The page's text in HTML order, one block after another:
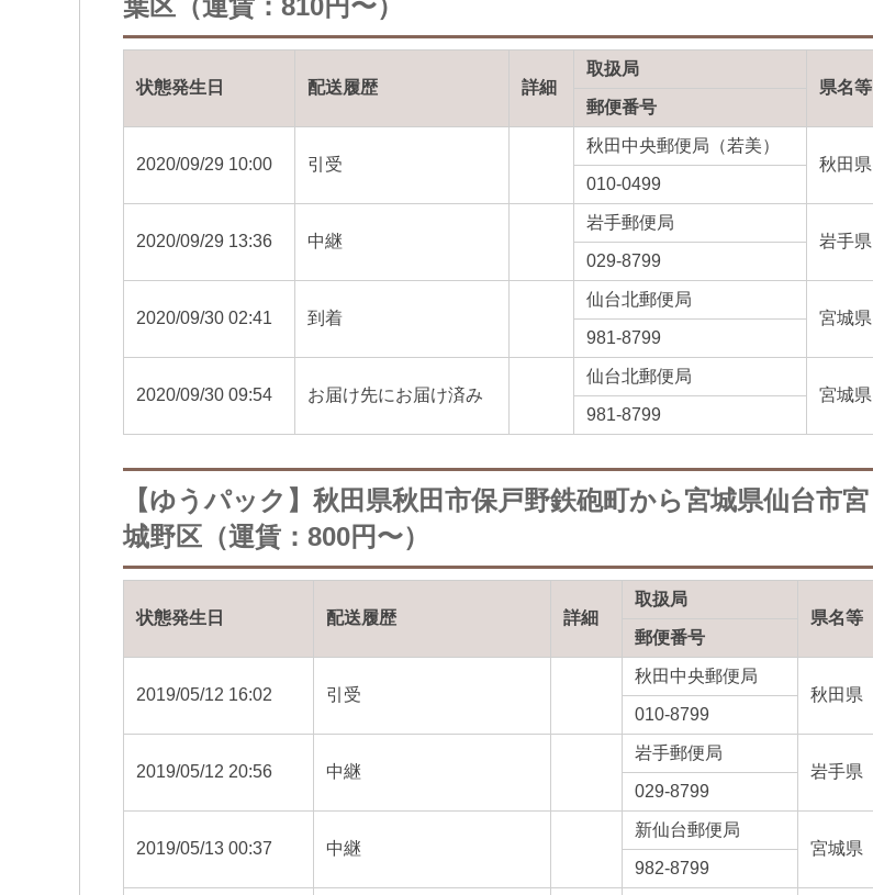
状態発生日 配送履歴 詳細
取扱局
県名等
郵便番号
2020/09/29 10:00 引受
秋田中央郵便局（若美）
秋田県
010-0499
2020/09/29 13:36 中継
岩手郵便局
岩手県
029-8799
2020/09/30 02:41 到着
仙台北郵便局
宮城県
981-8799
2020/09/30 09:54 お届け先にお届け済み
仙台北郵便局
宮城県
981-8799
【ゆうパック】秋田県秋田市保戸野鉄砲町から宮城県仙台市宮
城野区（運賃：800円〜）
状態発生日 配送履歴 詳細
取扱局
県名等
郵便番号
2019/05/12 16:02 引受
秋田中央郵便局
秋田県
010-8799
2019/05/12 20:56 中継
岩手郵便局
岩手県
029-8799
2019/05/13 00:37 中継
新仙台郵便局
宮城県
982-8799